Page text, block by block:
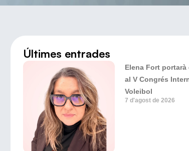
Últimes entrades
Elena Fort
al V Congrés
Voleibol
7 d'agost de 2026